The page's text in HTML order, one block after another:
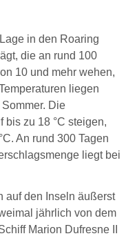
in den Roaring
die an rund 100
10 und mehr wehen,
liegen
Die
bis zu 18 °C steigen,
An rund 300 Tagen
liegt bei
auf den Inseln äußerst
jährlich von dem
Marion Dufresne II